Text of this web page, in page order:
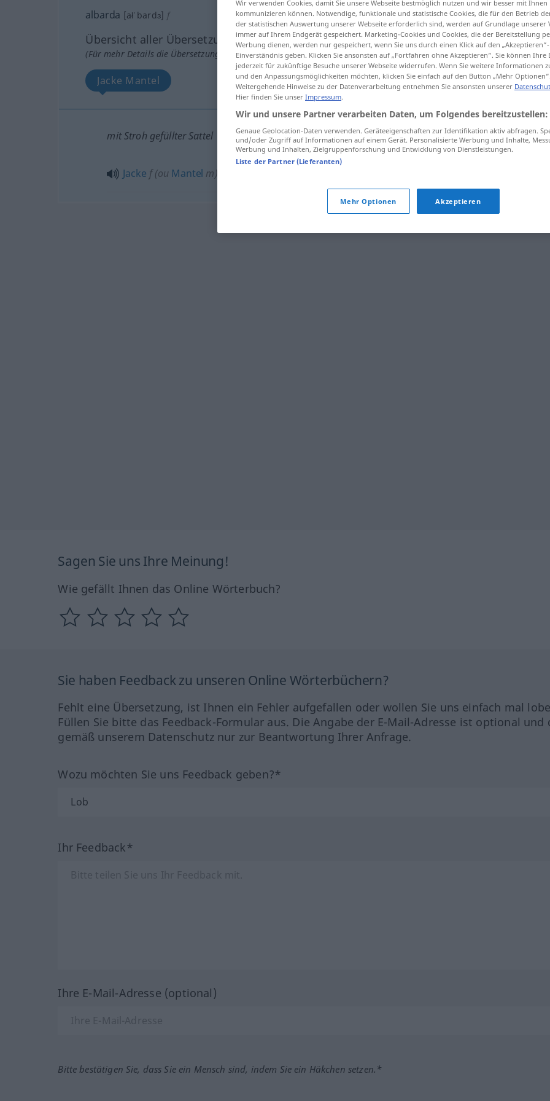
albarda [ałˈbardɜ] f
Übersicht aller Übersetzungen
(Für mehr Details die Übersetzung anklicken/antippen)
Jacke Mantel
mit Stroh gefüllter Sattel albarda
Jacke f(ou Mantel m)
Sagen Sie uns Ihre Meinung!
Wie gefällt Ihnen das Online Wörterbuch?
Sie haben Feedback zu unseren Online Wörterbüchern?
Fehlt eine Übersetzung, ist Ihnen ein Fehler aufgefallen oder wollen Sie uns einfach mal
Füllen Sie bitte das Feedback-Formular aus. Die Angabe der E-Mail-Adresse ist optional und
gemäß unserem Datenschutz nur zur Beantwortung Ihrer Anfrage.
Wozu möchten Sie uns Feedback geben?*
Ihr Feedback*
Ihre E-Mail-Adresse (optional)
Bitte bestätigen Sie, dass Sie ein Mensch sind, indem Sie ein Häkchen setzen.*
Wir verwenden Cookies, damit Sie unsere Webseite bestmöglich nutzen und wir besser mit Ihnen
kommunizieren können. Notwendige, funktionale und statistische Cookies, die für den Betrieb
der statistischen Auswertung unserer Webseite erforderlich sind, werden auf Grundlage unserer
immer auf Ihrem Endgerät gespeichert. Marketing-Cookies und Cookies, die der Bereitstellung
Werbung dienen, werden nur gespeichert, wenn Sie uns durch einen Klick auf den
Einverständnis geben. Klicken Sie ansonsten auf „Fortfahren ohne Akzeptieren“. Sie können Ihre
jederzeit für zukünftige Besuche unserer Webseite widerrufen. Wenn Sie weitere Informationen
und den Anpassungsmöglichkeiten möchten, klicken Sie einfach auf den Button „Mehr Optionen“.
Weitergehende Hinweise zu der Datenverarbeitung entnehmen Sie ansonsten unserer
Hier finden Sie unser Impressum.
Wir und unsere Partner verarbeiten Daten, um Folgendes bereitzustellen:
Genaue Geolocation-Daten verwenden. Geräteeigenschaften zur Identifikation aktiv abfragen.
und/oder Zugriff auf Informationen auf einem Gerät. Personalisierte Werbung und Inhalte,
Werbung und Inhalten, Zielgruppenforschung und Entwicklung von Dienstleistungen.
Liste der Partner (Lieferanten)
Mehr Optionen Akzeptieren